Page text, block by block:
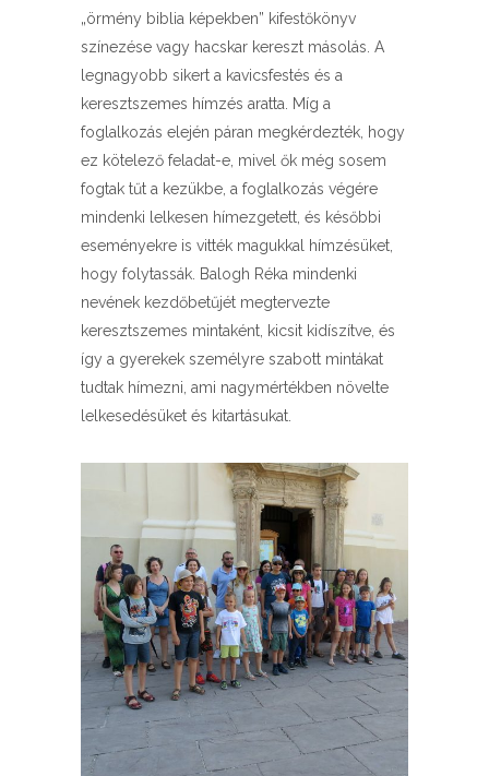
„örmény biblia képekben” kifestőkönyv
színezése vagy hacskar kereszt másolás. A
legnagyobb sikert a kavicsfestés és a
keresztszemes hímzés aratta. Míg a
foglalkozás elején páran megkérdezték, hogy
ez kötelező feladat-e, mivel ők még sosem
fogtak tűt a kezükbe, a foglalkozás végére
mindenki lelkesen hímezgetett, és későbbi
eseményekre is vitték magukkal hímzésüket,
hogy folytassák. Balogh Réka mindenki
nevének kezdőbetűjét megtervezte
keresztszemes mintaként, kicsit kidíszítve, és
így a gyerekek személyre szabott mintákat
tudtak hímezni, ami nagymértékben növelte
lelkesedésüket és kitartásukat.